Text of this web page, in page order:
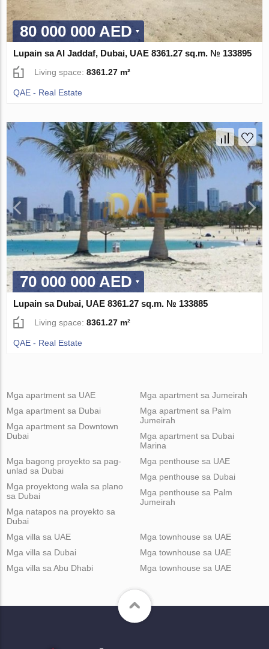
80 000 000 AED
Lupain sa Al Jaddaf, Dubai, UAE 8361.27 sq.m. № 133895
Living space:8361.27 m²
QAE - Real Estate
70 000 000 AED
Lupain sa Dubai, UAE 8361.27 sq.m. № 133885
Living space:8361.27 m²
QAE - Real Estate
Mga apartment sa UAE
Mga apartment sa Dubai
Mga apartment sa Downtown
Dubai
Mga apartment sa Jumeirah
Mga apartment sa Palm
Jumeirah
Mga apartment sa Dubai
Marina
Mga bagong proyekto sa pag-
unlad sa Dubai
Mga proyektong wala sa plano
sa Dubai
Mga natapos na proyekto sa
Dubai
Mga penthouse sa UAE
Mga penthouse sa Dubai
Mga penthouse sa Palm
Jumeirah
Mga villa sa UAE
Mga villa sa Dubai
Mga villa sa Abu Dhabi
Mga townhouse sa UAE
Mga townhouse sa UAE
Mga townhouse sa UAE